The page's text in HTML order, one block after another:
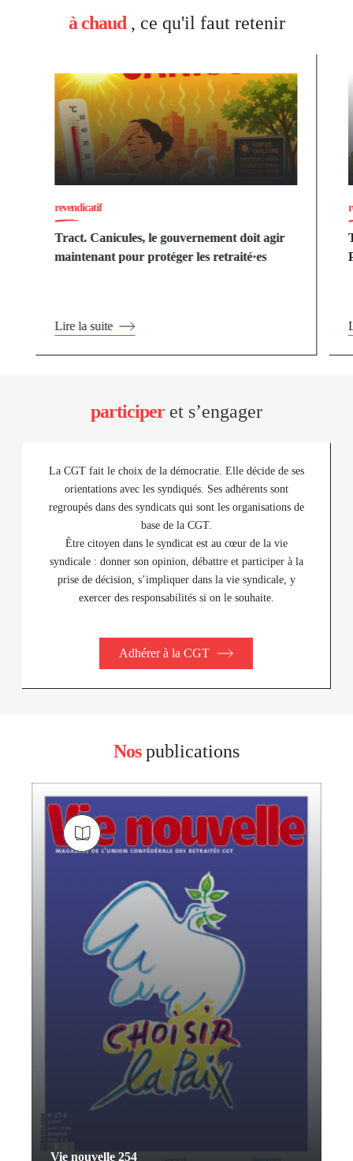
à chaud, ce qu'il faut retenir
revendicatif
Tract. Canicules, le gouvernement doit agir
maintenant pour protéger les retraité·es
Lire la suite
participeret s’engager
La CGT fait le choix de la démocratie. Elle décide de ses
orientations avec les syndiqués. Ses adhérents sont
regroupés dans des syndicats qui sont les organisations de
base de la CGT.
Être citoyen dans le syndicat est au cœur de la vie
syndicale : donner son opinion, débattre et participer à la
prise de décision, s’impliquer dans la vie syndicale, y
exercer des responsabilités si on le souhaite.
Adhérer à la CGT
block
Nospublications
Vie nouvelle 254